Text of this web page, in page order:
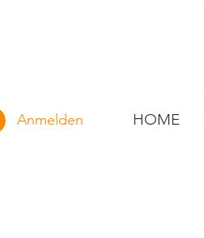
HOME
Anmelden